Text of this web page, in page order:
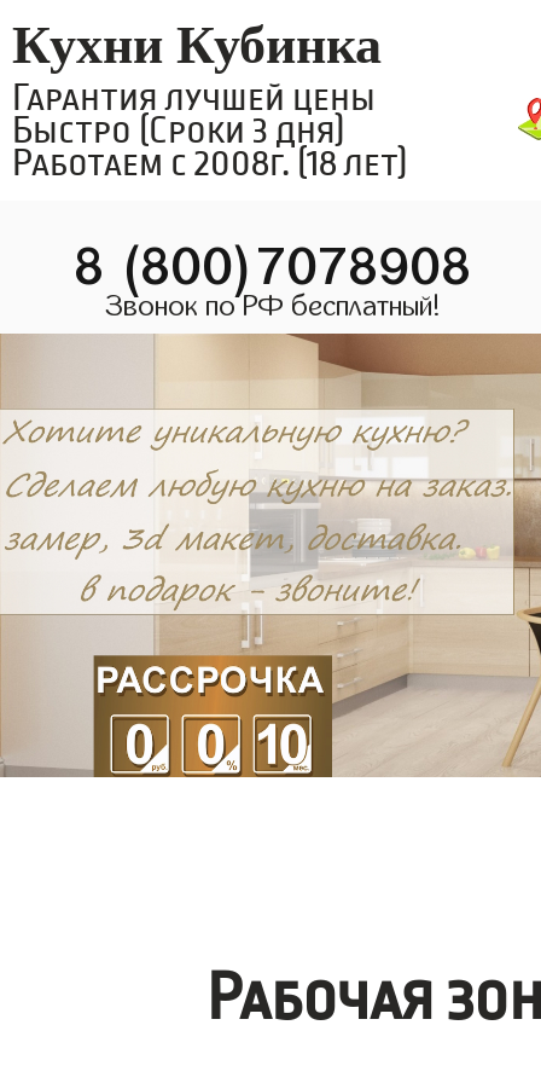
Кухни Кубинка
Гарантия лучшей цены
Быстро (Сроки 3 дня)
Работаем с 2008г. (18 лет)
8 (800)7078908
Звонок по РФ бесплатный!
Рабочая